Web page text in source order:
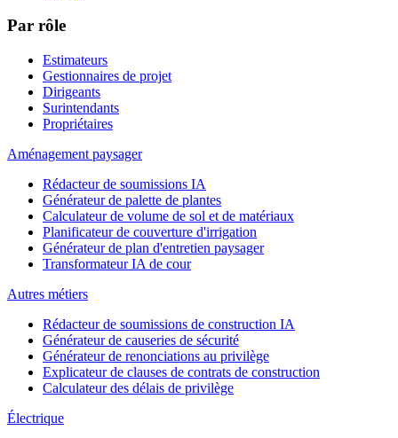
Par rôle
Estimateurs
Gestionnaires de projet
Dirigeants
Surintendants
Propriétaires
Aménagement paysager
Rédacteur de soumissions IA
Générateur de palette de plantes
Calculateur de volume de sol et de matériaux
Planificateur de couverture d'irrigation
Générateur de plan d'entretien paysager
Transformateur IA de cour
Autres métiers
Rédacteur de soumissions de construction IA
Générateur de causeries de sécurité
Générateur de renonciations au privilège
Explicateur de clauses de contrats de construction
Calculateur des délais de privilège
Électrique